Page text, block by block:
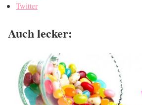
Twitter
Auch lecker: